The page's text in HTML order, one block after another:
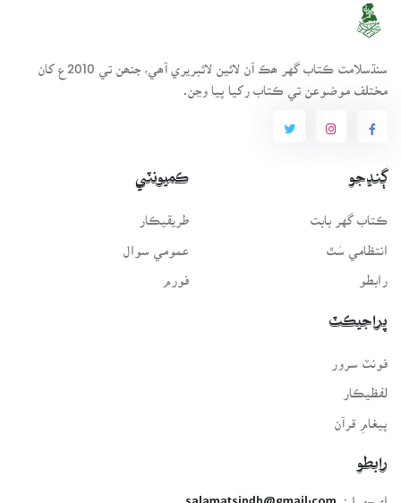
سنڌسلامت ڪتاب گهر ھڪ آن لائين لائبريري آھي، جنھن تي 2010ع کان
مختلف موضوعن تي ڪتاب رکيا پيا وڃن.
ڳنڍجو
ڪتاب گهر بابت
انتظامي سَٿ
رابطو
ڪميونٽي
طريقيڪار
عمومي سوال
فورم
پراجيڪٽ
لفظيڪار
پيغامِ قرآن
رابطو
اي-ميل: